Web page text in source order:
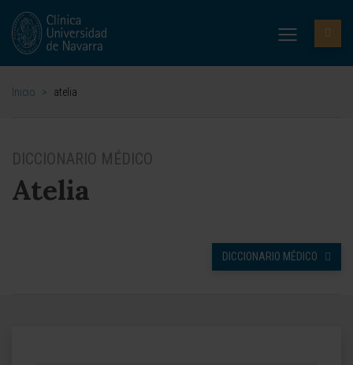
Inicio > atelia
DICCIONARIO MÉDICO
Atelia
DICCIONARIO MÉDICO